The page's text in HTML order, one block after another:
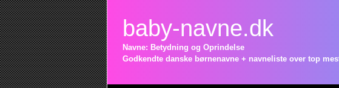
baby-navne.dk
Navne: Betydning og Oprindelse
Godkendte danske børnenavne + navneliste over top